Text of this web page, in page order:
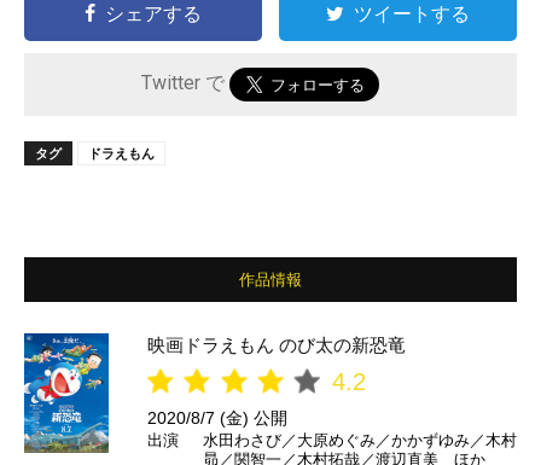
シェアする ツイートする
Twitter で
タグ ドラえもん
作品情報
映画ドラえもん のび太の新恐竜
4.2
2020/8/7 (金) 公開
出演
水田わさび／大原めぐみ／かかずゆみ／木村
昴／関智一／木村拓哉／渡辺直美 ほか